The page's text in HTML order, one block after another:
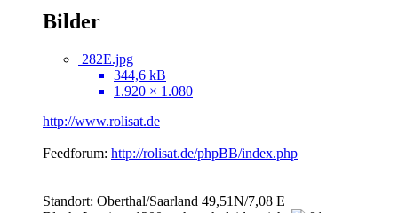
Bilder
282E.jpg
344,6 kB
1.920 × 1.080
http://www.rolisat.de
Feedforum: http://rolisat.de/phpBB/index.php
Standort: Oberthal/Saarland 49,51N/7,08 E